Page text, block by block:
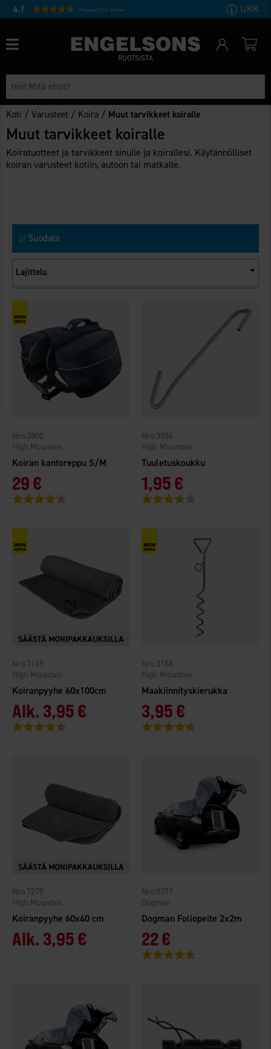
4.7 Perustuu 27231 ääneen UKK
RUOTSISTA
Koti /Varusteet / Koira / Muut tarvikkeet koiralle
Muut tarvikkeet koiralle
Koiratuotteet ja tarvikkeet sinulle ja koirallesi. Käytännölliset
koiran varusteet kotiin, autoon tai matkalle.
Suodata
Lajittelu
Koiran kantoreppu S/M
High Mountain
3800
29 €
Arvio:
Tuuletuskoukku
High Mountain
3554
1,95 €
Arvio:
Koiranpyyhe 60x100cm
High Mountain
7149
Alk. 3,95 €
Arvio:
Maakiinnityskierukka
High Mountain
3188
3,95 €
Arvio:
Koiranpyyhe 60x40 cm
High Mountain
7270
Alk. 3,95 €
Dogman Foliopeite 2x2m
Dogman
5377
22 €
Arvio: